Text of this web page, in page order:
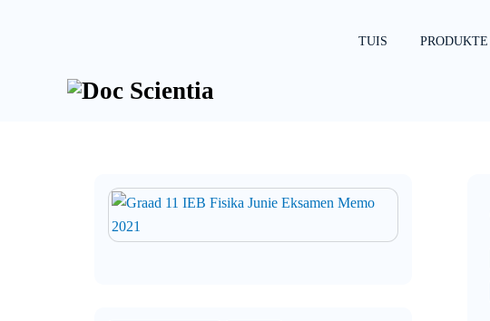
TUIS PRODUKTE